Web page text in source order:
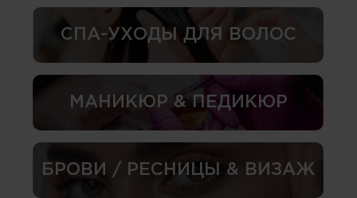
СПА-УХОДЫ ДЛЯ ВОЛОС
МАНИКЮР & ПЕДИКЮР
БРОВИ / РЕСНИЦЫ & ВИЗАЖ